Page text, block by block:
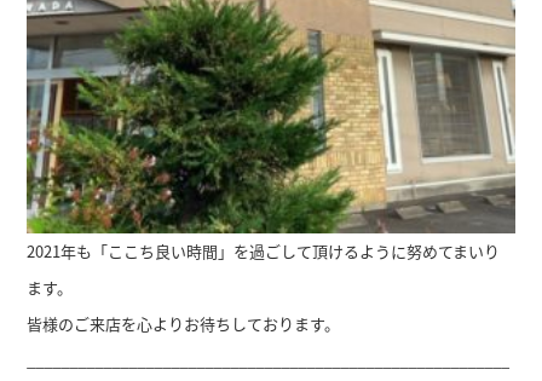
2021年も「ここち良い時間」を過ごして頂けるように努めてまいり
ます。
皆様のご来店を心よりお待ちしております。